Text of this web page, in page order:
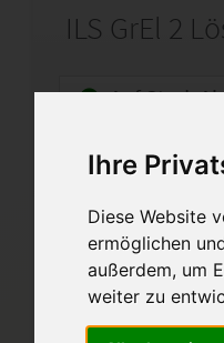
Ihre
Diese Website
ermöglichen
außerdem, um
weiter zu
ILS GrEl 2
Auf
Startseite Abitur